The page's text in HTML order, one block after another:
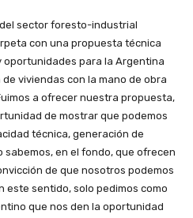
sector foresto-industrial
con una propuesta técnica
para la Argentina
viviendas con la mano de obra
a ofrecer nuestra propuesta,
de mostrar que podemos
técnica, generación de
sabemos, en el fondo, que ofrecen
de que nosotros podemos
este sentido, solo pedimos como
que nos den la oportunidad